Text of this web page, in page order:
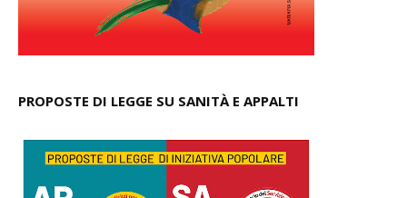
PROPOSTE DI LEGGE SU SANITÀ E APPALTI